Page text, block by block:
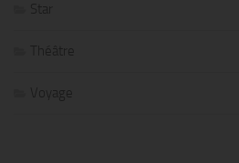
Star
Théâtre
Voyage